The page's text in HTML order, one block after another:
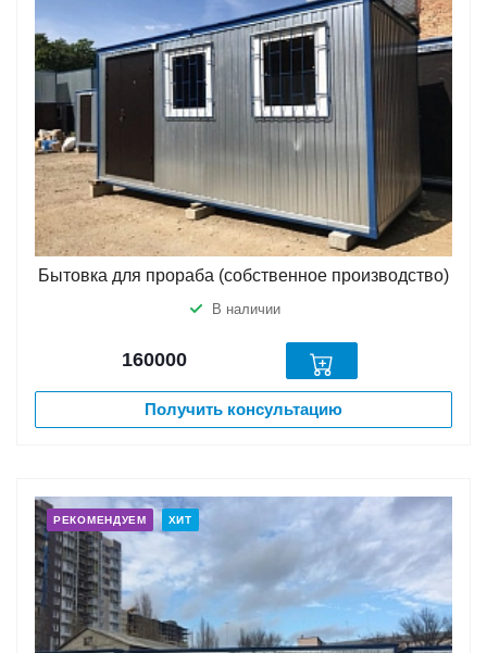
Бытовка для прораба (собственное производство)
В наличии
160000
Получить консультацию
РЕКОМЕНДУЕМ ХИТ